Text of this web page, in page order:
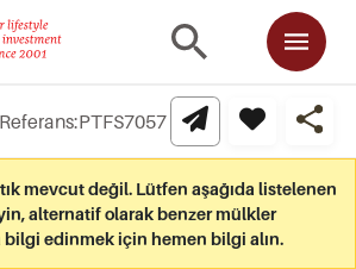
Referans:PTFS7057
mevcut değil. Lütfen aşağıda listelenen
alternatif olarak benzer mülkler
bilgi edinmek için hemen bilgi alın.